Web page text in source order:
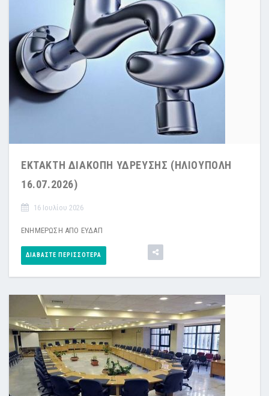
ΕΚΤΑΚΤΗ ΔΙΑΚΟΠΗ ΥΔΡΕΥΣΗΣ (ΗΛΙΟΥΠΟΛΗ
16.07.2026)
16 Ιουλίου 2026
ΕΝΗΜΕΡΩΣΗ ΑΠΟ ΕΥΔΑΠ
ΔΙΑΒΆΣΤΕ ΠΕΡΙΣΣΌΤΕΡΑ